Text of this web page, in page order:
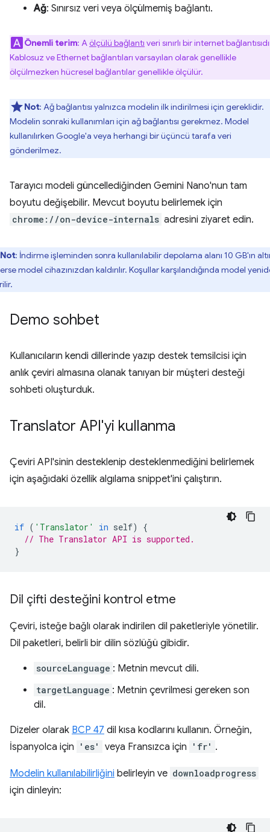
Ağ: Sınırsız veri veya ölçülmemiş bağlantı.
Önemli terim: Aölçülü bağlantı veri sınırlı bir internet
Kablosuz ve Ethernet bağlantıları varsayılan olarak genellikle
ölçülmezken hücresel bağlantılar genellikle ölçülür.
Not: Ağ bağlantısı yalnızca modelin ilk indirilmesi için gereklidir.
Modelin sonraki kullanımları için ağ bağlantısı gerekmez. Model
kullanılırken Google'a veya herhangi bir üçüncü tarafa veri
gönderilmez.
Tarayıcı modeli güncellediğinden Gemini Nano'nun tam
boyutu değişebilir. Mevcut boyutu belirlemek için
chrome://on-device-internals adresini ziyaret edin.
Not: İndirme işleminden sonra kullanılabilir depolama alanı 10 GB'ın
model cihazınızdan kaldırılır. Koşullar karşılandığında model
Demo sohbet
Kullanıcıların kendi dillerinde yazıp destek temsilcisi için
anlık çeviri almasına olanak tanıyan bir müşteri desteği
sohbeti oluşturduk.
Translator API'yi kullanma
Çeviri API'sinin desteklenip desteklenmediğini belirlemek
için aşağıdaki özellik algılama snippet'ini çalıştırın.
if ( 'Translator' in self)
{
// The Translator API is supported.
}
Dil çifti desteğini kontrol etme
Çeviri, isteğe bağlı olarak indirilen dil paketleriyle yönetilir.
Dil paketleri, belirli bir dilin sözlüğü gibidir.
sourceLanguage : Metnin mevcut dili.
targetLanguage : Metnin çevrilmesi gereken son
dil.
Dizeler olarak BCP 47 dil kısa kodlarını kullanın. Örneğin,
İspanyolca için
'es' veya Fransızca için 'fr' .
Modelin kullanılabilirliğini belirleyin ve downloadprogress
için dinleyin: